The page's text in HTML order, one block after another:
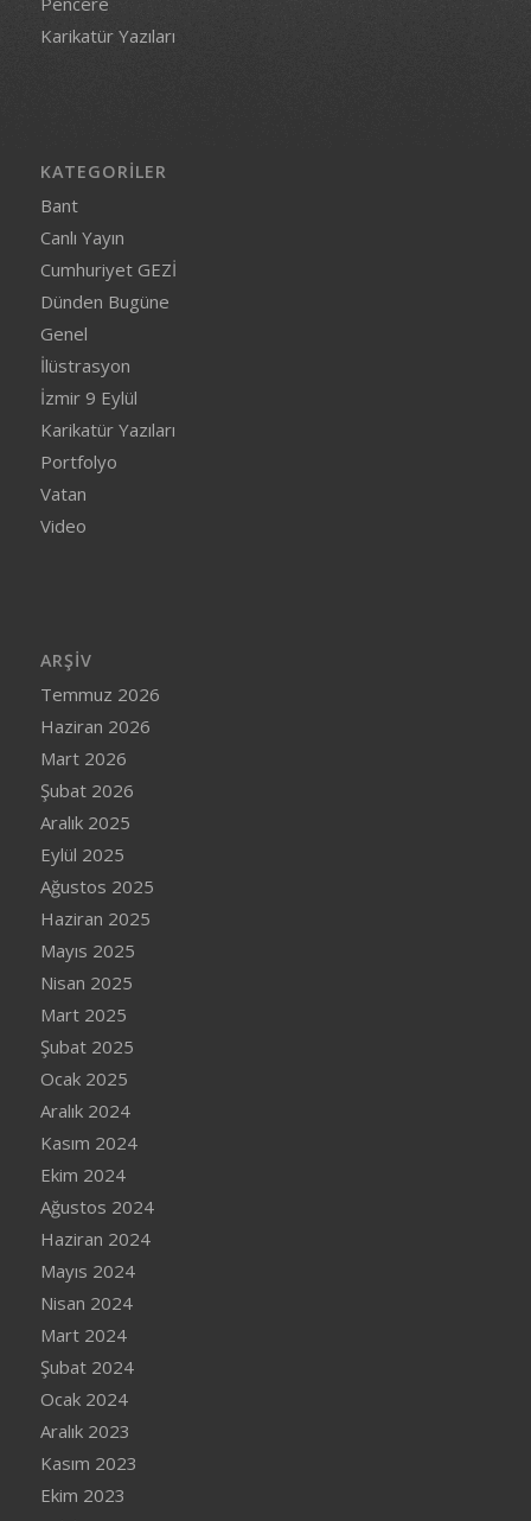
Karikatür Yazıları
KATEGORILER
Bant
Canlı Yayın
Cumhuriyet GEZİ
Dünden Bugüne
Genel
İlüstrasyon
İzmir 9 Eylül
Karikatür Yazıları
Portfolyo
Vatan
Video
ARŞIV
Temmuz 2026
Haziran 2026
Mart 2026
Şubat 2026
Aralık 2025
Eylül 2025
Ağustos 2025
Haziran 2025
Mayıs 2025
Nisan 2025
Mart 2025
Şubat 2025
Ocak 2025
Aralık 2024
Kasım 2024
Ekim 2024
Ağustos 2024
Haziran 2024
Mayıs 2024
Nisan 2024
Mart 2024
Şubat 2024
Ocak 2024
Aralık 2023
Kasım 2023
Ekim 2023